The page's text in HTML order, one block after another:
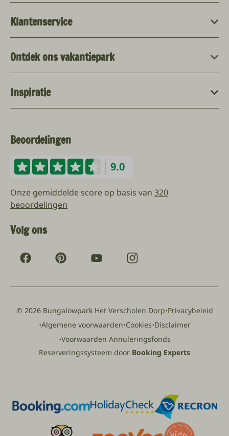
Klantenservice
Ontdek ons vakantiepark
Inspiratie
Beoordelingen
9.0
Onze gemiddelde score op basis van 320
beoordelingen
Volg ons
© 2026 Bungalowpark Het Verscholen Dorp·Privacybeleid
·Algemene voorwaarden·Cookies·Disclaimer
·Voorwaarden Annuleringsfonds
Reserveringssysteem door Booking Experts